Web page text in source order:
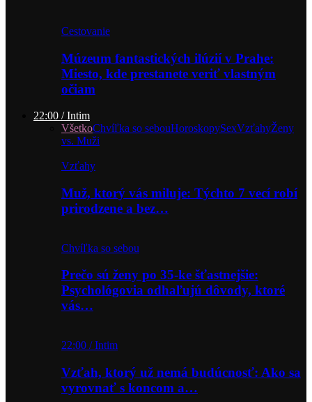
Cestovanie
Múzeum fantastických ilúzií v Prahe:
Miesto, kde prestanete veriť vlastným
očiam
22:00 / Intim
VšetkoChvíľka so sebouHoroskopySexVzťahyŽeny
vs. Muži
Vzťahy
Muž, ktorý vás miluje: Týchto 7 vecí robí
prirodzene a bez…
Chvíľka so sebou
Prečo sú ženy po 35-ke šťastnejšie:
Psychológovia odhaľujú dôvody, ktoré
vás…
22:00 / Intim
Vzťah, ktorý už nemá budúcnosť: Ako sa
vyrovnať s koncom a…